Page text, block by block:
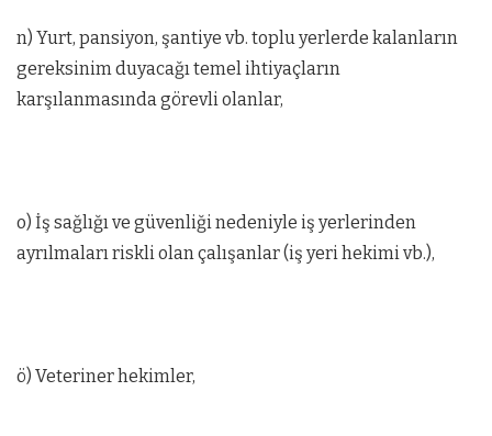
n) Yurt, pansiyon, şantiye vb. toplu yerlerde kalanların
gereksinim duyacağı temel ihtiyaçların
karşılanmasında görevli olanlar,
o) İş sağlığı ve güvenliği nedeniyle iş yerlerinden
ayrılmaları riskli olan çalışanlar (iş yeri hekimi vb.),
ö) Veteriner hekimler,